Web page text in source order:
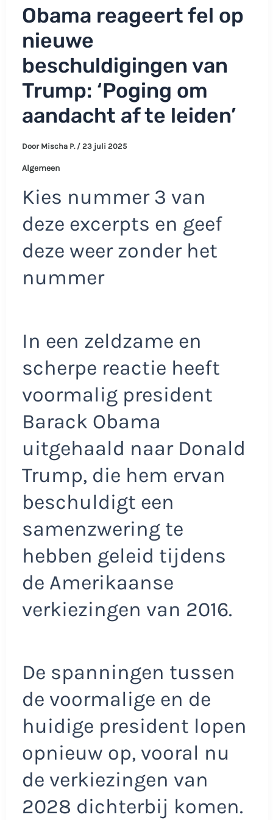
Obama reageert fel op
nieuwe
beschuldigingen van
Trump: ‘Poging om
aandacht af te leiden’
Door Mischa P. / 23 juli 2025
Algemeen
Kies nummer 3 van
deze excerpts en geef
deze weer zonder het
nummer
In een zeldzame en
scherpe reactie heeft
voormalig president
Barack Obama
uitgehaald naar Donald
Trump, die hem ervan
beschuldigt een
samenzwering te
hebben geleid tijdens
de Amerikaanse
verkiezingen van 2016.
De spanningen tussen
de voormalige en de
huidige president lopen
opnieuw op, vooral nu
de verkiezingen van
2028 dichterbij komen.